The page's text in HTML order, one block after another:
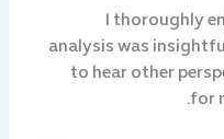
I thoroughly
analysis was
to hear other
for